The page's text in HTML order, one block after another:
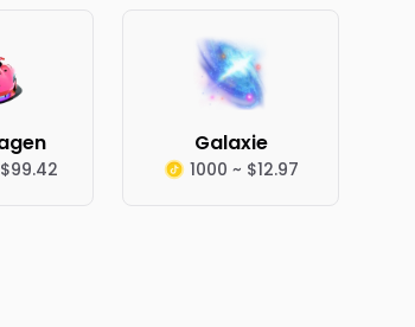
Galaxie
1000 ~ $12.97